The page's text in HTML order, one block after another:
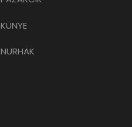
KÜNYE
NURHAK